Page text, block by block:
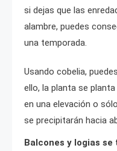
si dejas que las
alambre, puedes
una temporada.
Usando cobelia,
ello, la planta se
en una elevación o
se precipitarán hacia
Balcones y logias